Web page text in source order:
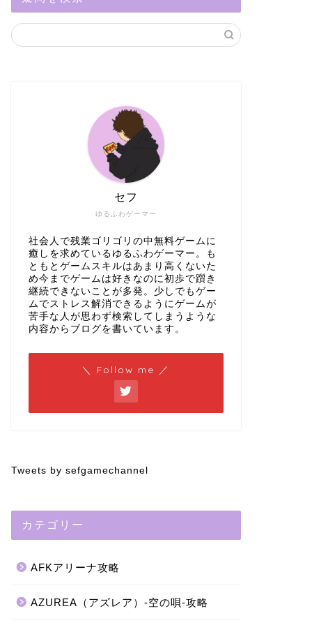
ゆるふわゲーマー
セフ
社会人で残業ゴリゴリの中無料ゲームに
癒しを求めているゆるふわゲーマー。も
ともとゲームスキルはあまり高くないた
め今までゲームは好きなのに初歩で躓き
継続できないことが多発。少しでもゲー
ムでストレス解消できるようにゲームが
苦手な人が思わず検索してしまうような
内容からブログを書いています。
＼ Follow me ／
Tweets by sefgamechannel
カテゴリー
AFKアリーナ攻略
AZUREA（アズレア）-空の唄-攻略